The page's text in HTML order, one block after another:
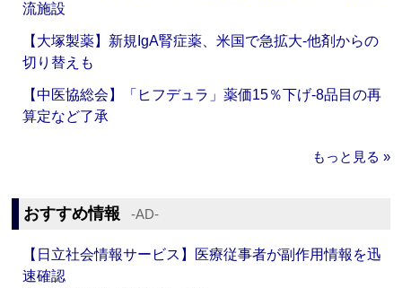
流施設
【大塚製薬】新規IgA腎症薬、米国で急拡大‐他剤からの
切り替えも
【中医協総会】「ヒフデュラ」薬価15％下げ‐8品目の再
算定など了承
もっと見る »
おすすめ情報 ‐AD‐
【日立社会情報サービス】医療従事者が副作用情報を迅
速確認